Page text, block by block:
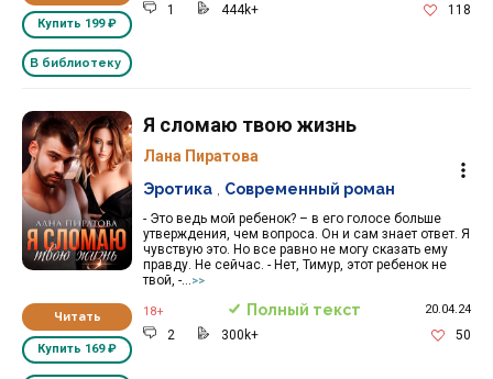
Купить 199 ₽
В библиотеку
1 444k+ 118
Читать
Купить 169 ₽
Я сломаю твою жизнь
Лана Пиратова
- Это ведь мой ребенок? – в его голосе больше
утверждения, чем вопроса. Он и сам знает ответ. Я
чувствую это. Но все равно не могу сказать ему
правду. Не сейчас. - Нет, Тимур, этот ребенок не
твой, -...
>>
Эротика Современный роман
18+ Полный текст 20.04.24
2 300k+ 50